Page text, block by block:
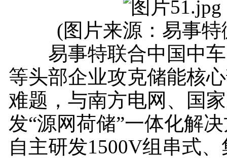
(图片来源：易事特
易事特联合中国中车
等头部企业攻克储能核
难题，与南方电网、国
发“源网荷储”一体化解
自主研发1500V组串式